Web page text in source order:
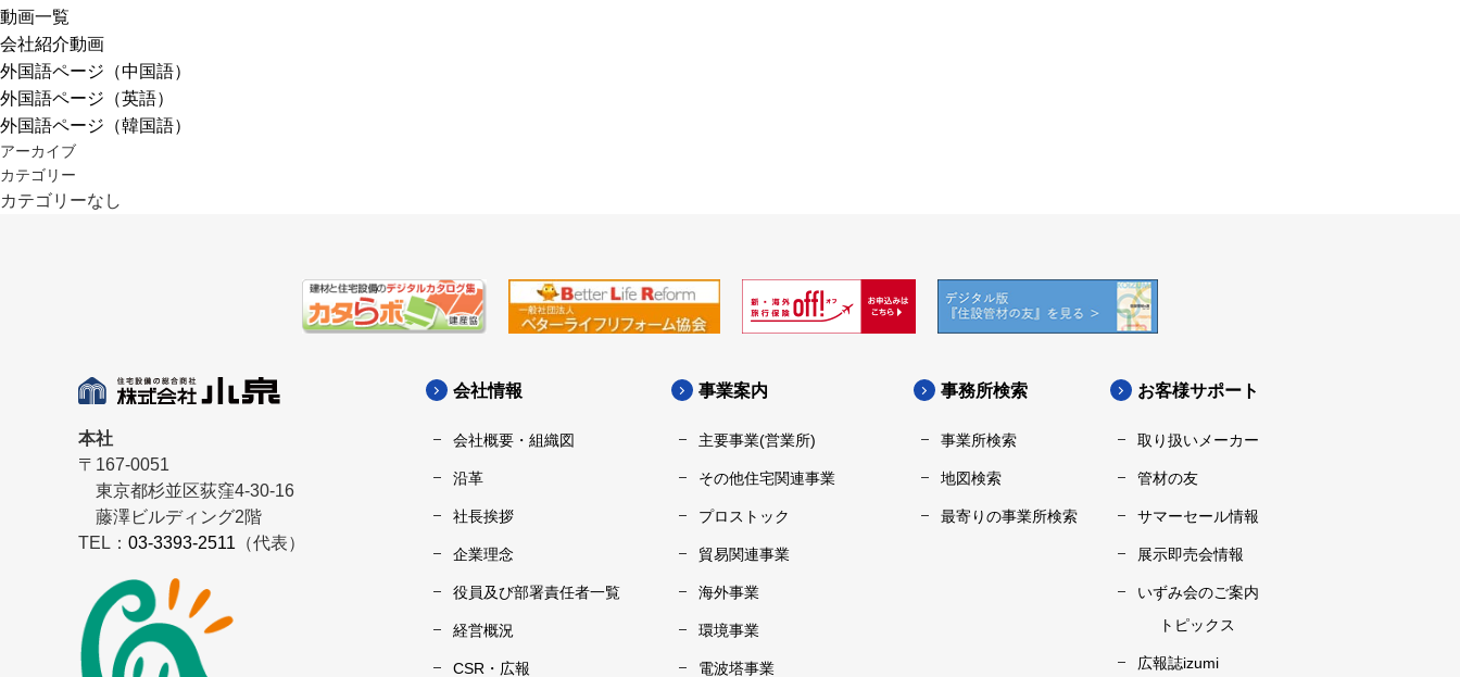
動画一覧
会社紹介動画
外国語ページ（中国語）
外国語ページ（英語）
外国語ページ（韓国語）
アーカイブ
カテゴリー
カテゴリーなし
本社
〒167-0051
東京都杉並区荻窪4-30-16
藤澤ビルディング2階
TEL： 03-3393-2511 （代表）
会社情報
会社概要・組織図
沿革
社長挨拶
企業理念
役員及び部署責任者一覧
経営概況
CSR・広報
事業案内
主要事業(営業所)
その他住宅関連事業
プロストック
貿易関連事業
海外事業
環境事業
電波塔事業
事務所検索
事業所検索
地図検索
最寄りの事業所検索
お客様サポート
取り扱いメーカー
管材の友
サマーセール情報
展示即売会情報
いずみ会のご案内
トピックス
広報誌izumi